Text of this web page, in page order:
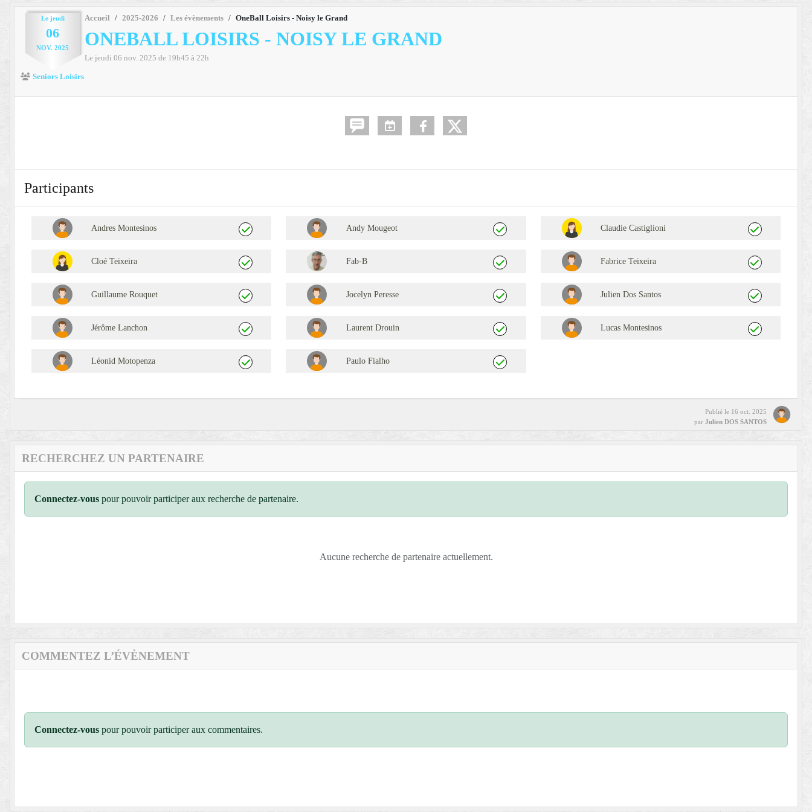
Le jeudi
06
NOV. 2025
Accueil 2025-2026 Les évènements OneBall Loisirs - Noisy le Grand
ONEBALL LOISIRS - NOISY LE GRAND
Le jeudi 06 nov. 2025 de 19h45 à 22h
Seniors Loisirs
Participants
Andres Montesinos Andy Mougeot Claudie Castiglioni
Cloé Teixeira Fab-B Fabrice Teixeira
Guillaume Rouquet Jocelyn Peresse Julien Dos Santos
Jérôme Lanchon Laurent Drouin Lucas Montesinos
Léonid Motopenza Paulo Fialho
Publié le 16 oct. 2025
par Julien DOS SANTOS
RECHERCHEZ UN PARTENAIRE
Connectez-vous pour pouvoir participer aux recherche de partenaire.
Aucune recherche de partenaire actuellement.
COMMENTEZ L’ÉVÈNEMENT
Connectez-vous pour pouvoir participer aux commentaires.